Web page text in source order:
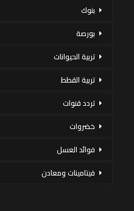
بنوك
بورصة
تربية الحيوانات
تربية القطط
تردد قنوات
خضروات
فوائد العسل
فيتامينات ومعادن